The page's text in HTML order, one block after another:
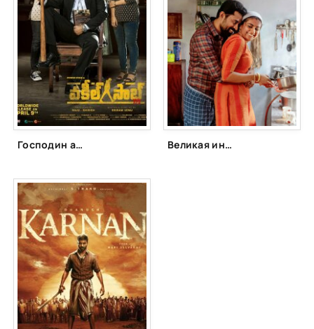
Господин адвокат (2021) Великая индийская кухня (2021)